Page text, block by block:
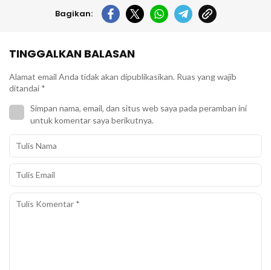
Bagikan:
TINGGALKAN BALASAN
Alamat email Anda tidak akan dipublikasikan. Ruas yang wajib
ditandai *
Simpan nama, email, dan situs web saya pada peramban ini
untuk komentar saya berikutnya.